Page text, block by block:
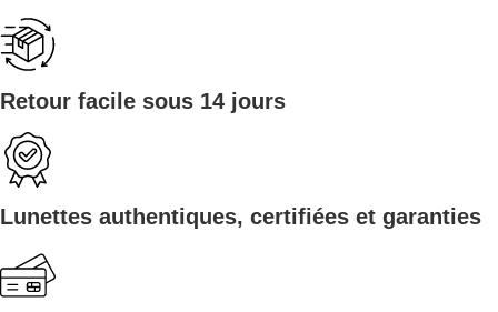
Retour facile sous 14 jours
Lunettes authentiques, certifiées et garanties